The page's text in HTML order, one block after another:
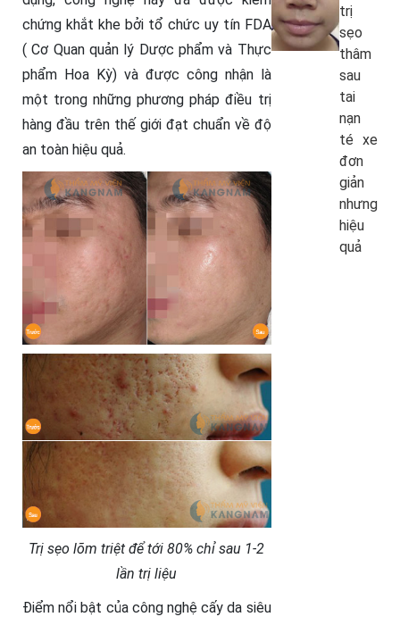
chứng khắt khe bởi tổ chức uy tín FDA
( Cơ Quan quản lý Dược phẩm và Thực
phẩm Hoa Kỳ) và được công nhận là
một trong những phương pháp điều trị
hàng đầu trên thế giới đạt chuẩn về độ
an toàn hiệu quả.
Trị sẹo lõm triệt để tới 80% chỉ sau 1-2
lần trị liệu
Điểm nổi bật của công nghệ cấy da siêu
trị
sẹo
thâm
sau
tai
nạn
té xe
đơn
giản
nhưng
hiệu
quả